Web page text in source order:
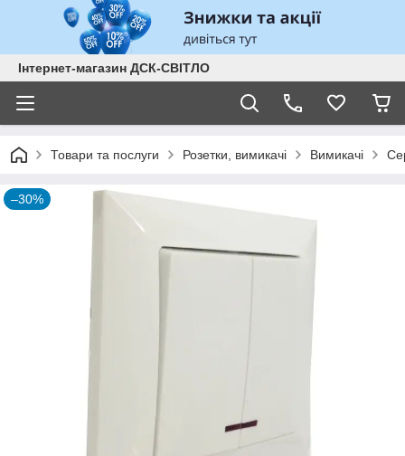
Інтернет-магазин ДСК-СВІТЛО
Товари та послуги Розетки, вимикачі Вимикачі
–30%